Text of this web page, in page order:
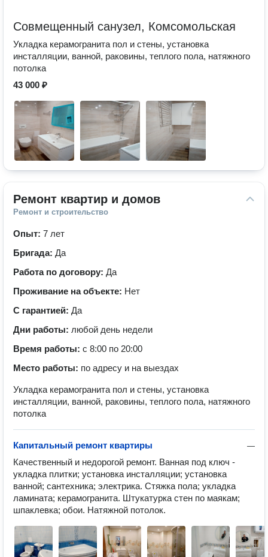
Совмещенный санузел, Комсомольская
Укладка керамогранита пол и стены, установка
инсталляции, ванной, раковины, теплого пола, натяжного
потолка
43 000 ₽
Ремонт квартир и домов
Ремонт и строительство
Опыт: 7 лет
Бригада: Да
Работа по договору: Да
Проживание на объекте: Нет
С гарантией: Да
Дни работы: любой день недели
Время работы: с 8:00 по 20:00
Место работы: по адресу и на выездах
Укладка керамогранита пол и стены, установка
инсталляции, ванной, раковины, теплого пола, натяжного
потолка
—
Капитальный ремонт квартиры
Качественный и недорогой ремонт. Ванная под ключ -
укладка плитки; установка инсталляции; установка
ванной; сантехника; электрика. Стяжка пола; укладка
ламината; керамогранита. Штукатурка стен по маякам;
шпаклевка; обои. Натяжной потолок.